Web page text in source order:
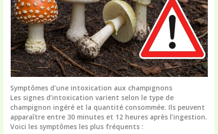
Symptômes d’une intoxication aux champignons
Les signes d’intoxication varient selon le type de
champignon ingéré et la quantité consommée. Ils peuvent
apparaître entre 30 minutes et 12 heures après l’ingestion.
Voici les symptômes les plus fréquents :